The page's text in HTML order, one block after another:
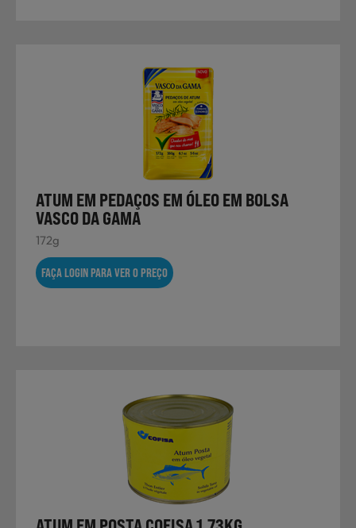
ATUM EM PEDAÇOS EM ÓLEO EM BOLSA
VASCO DA GAMA
172g
FAÇA LOGIN PARA VER O PREÇO